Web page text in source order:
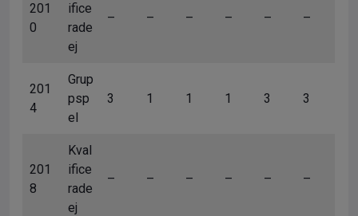
201
0
ifice
rade
ej
– – – – – –
201
4
Grup
psp
el
3 1 1 1 3 3
201
8
Kval
ifice
rade
ej
– – – – – –